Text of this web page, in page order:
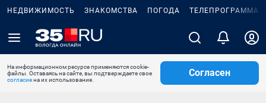
НЕДВИЖИМОСТЬ ЗНАКОМСТВА ПОГОДА ТЕЛЕПРОГРАММА
На информационном ресурсе применяются cookie-
файлы. Оставаясь на сайте, вы подтверждаете свое
согласиена их использование.
Согласен